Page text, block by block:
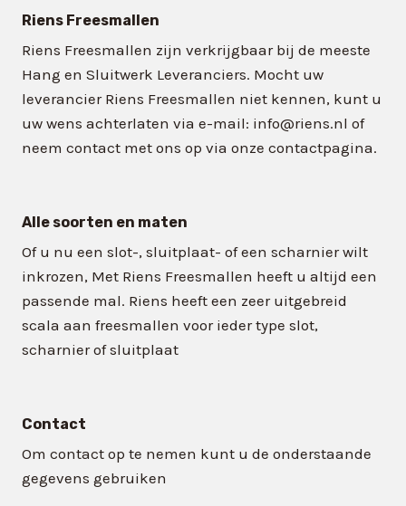
Riens Freesmallen
Riens Freesmallen zijn verkrijgbaar bij de meeste
Hang en Sluitwerk Leveranciers. Mocht uw
leverancier Riens Freesmallen niet kennen, kunt u
uw wens achterlaten via e-mail: info@riens.nl of
neem contact met ons op via onze contactpagina.
Alle soorten en maten
Of u nu een slot-, sluitplaat- of een scharnier wilt
inkrozen, Met Riens Freesmallen heeft u altijd een
passende mal. Riens heeft een zeer uitgebreid
scala aan freesmallen voor ieder type slot,
scharnier of sluitplaat
Contact
Om contact op te nemen kunt u de onderstaande
gegevens gebruiken